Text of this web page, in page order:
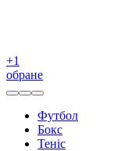
+1
обране
Футбол
Бокс
Теніс